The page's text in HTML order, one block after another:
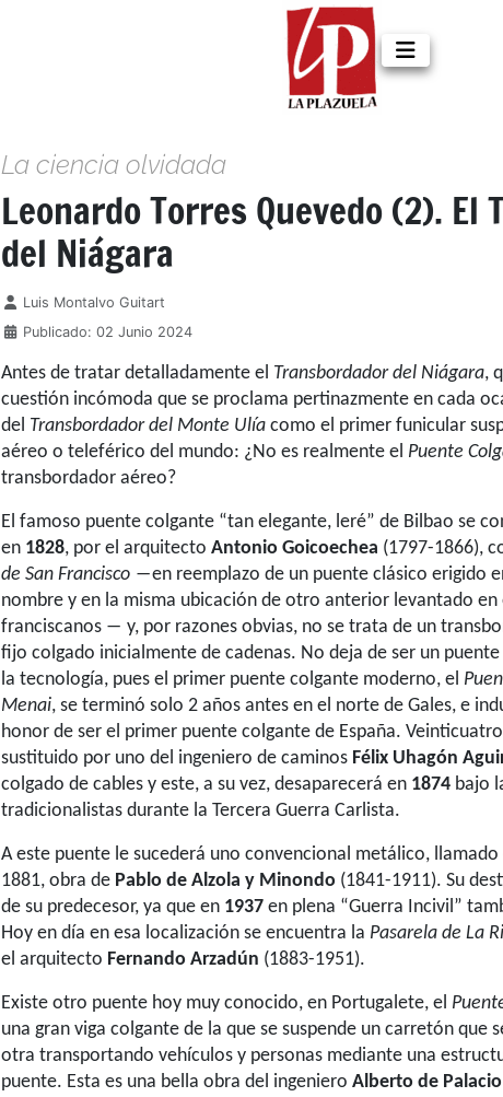
La ciencia olvidada
Leonardo Torres Quevedo (2). El
del Niágara
Detalles
Luis Montalvo Guitart
Publicado: 02 Junio 2024
Antes de tratar detalladamente el Transbordador del Niágara,
cuestión incómoda que se proclama pertinazmente en cada
del Transbordador del Monte Ulía como el primer funicular
aéreo o teleférico del mundo: ¿No es realmente el Puente
transbordador aéreo?
El famoso puente colgante “tan elegante, leré” de Bilbao se
en 1828, por el arquitecto Antonio Goicoechea (1797-1866),
de San Francisco ―en reemplazo de un puente clásico erigido
nombre y en la misma ubicación de otro anterior levantado en
franciscanos ― y, por razones obvias, no se trata de un
fijo colgado inicialmente de cadenas. No deja de ser un
la tecnología, pues el primer puente colgante moderno, el
Menai, se terminó solo 2 años antes en el norte de Gales, e
honor de ser el primer puente colgante de España.
sustituido por uno del ingeniero de caminos Félix Uhagón
colgado de cables y este, a su vez, desaparecerá en 1874 bajo
tradicionalistas durante la Tercera Guerra Carlista.
A este puente le sucederá uno convencional metálico, llamado
1881, obra de Pablo de Alzola y Minondo (1841-1911). Su
de su predecesor, ya que en 1937 en plena “Guerra Incivil”
Hoy en día en esa localización se encuentra la Pasarela de La
el arquitecto Fernando Arzadún (1883-1951).
Existe otro puente hoy muy conocido, en Portugalete, el
una gran viga colgante de la que se suspende un carretón que
otra transportando vehículos y personas mediante una
puente. Esta es una bella obra del ingeniero Alberto de Palacio